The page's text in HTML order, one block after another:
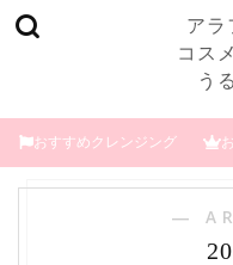
アラ
コス
う
おすすめクレンジング
―